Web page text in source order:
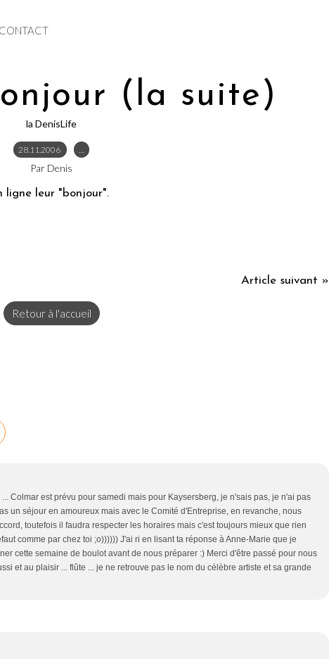
CONTACT
(la suite)
la DenisLife
28.11.2006 …
Par Denis
ligne leur "bonjour".
Article suivant »
Retour à l'accueil
Colmar est prévu pour samedi mais pour Kaysersberg, je n'sais pas, je n'ai pas
un séjour en amoureux mais avec le Comité d'Entreprise, en revanche, nous
toutefois il faudra respecter les horaires mais c'est toujours mieux que rien
comme par chez toi ;o)))))) J'ai ri en lisant ta réponse à Anne-Marie que je
cette semaine de boulot avant de nous préparer :) Merci d'être passé pour nous
et au plaisir ... flûte ... je ne retrouve pas le nom du célèbre artiste et sa grande